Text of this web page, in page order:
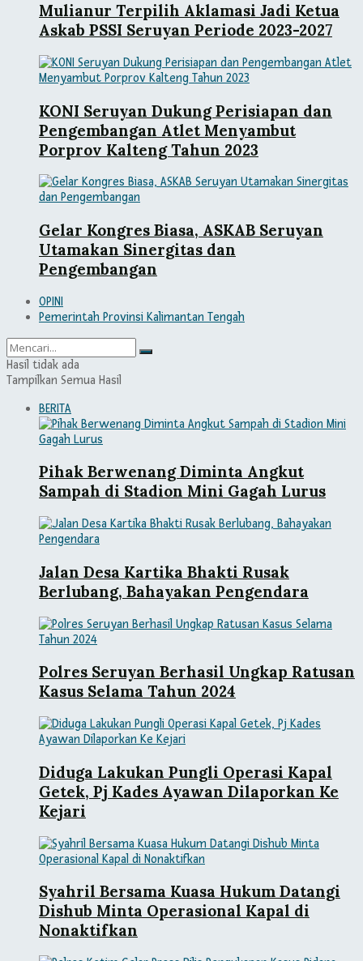
Mulianur Terpilih Aklamasi Jadi Ketua
Askab PSSI Seruyan Periode 2023-2027
KONI Seruyan Dukung Perisiapan dan
Pengembangan Atlet Menyambut
Porprov Kalteng Tahun 2023
Gelar Kongres Biasa, ASKAB Seruyan
Utamakan Sinergitas dan
Pengembangan
OPINI
Pemerintah Provinsi Kalimantan Tengah
Hasil tidak ada
Tampilkan Semua Hasil
BERITA
Pihak Berwenang Diminta Angkut
Sampah di Stadion Mini Gagah Lurus
Jalan Desa Kartika Bhakti Rusak
Berlubang, Bahayakan Pengendara
Polres Seruyan Berhasil Ungkap Ratusan
Kasus Selama Tahun 2024
Diduga Lakukan Pungli Operasi Kapal
Getek, Pj Kades Ayawan Dilaporkan Ke
Kejari
Syahril Bersama Kuasa Hukum Datangi
Dishub Minta Operasional Kapal di
Nonaktifkan